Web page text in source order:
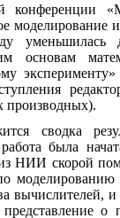
конференции
моделирование
уменьшилась
основам
производных).
сводка
работа была
из НИИ скорой
моделированию
вычислителей, и
о